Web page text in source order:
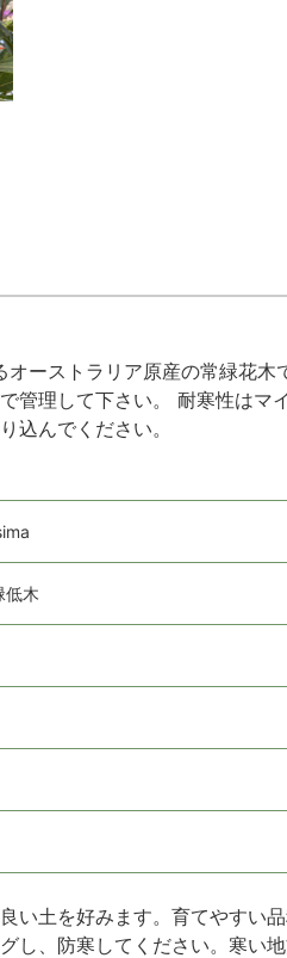
ーストラリア原産の常緑花
管理して下さい。 耐寒性は
込んでください。
低木
い土を好みます。育てやすい
し、防寒してください。寒い